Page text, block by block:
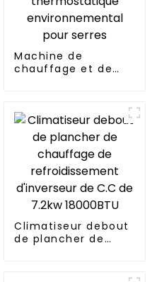
Machine de
chauffage et de
pour serres
Climatiseur debout
de plancher de